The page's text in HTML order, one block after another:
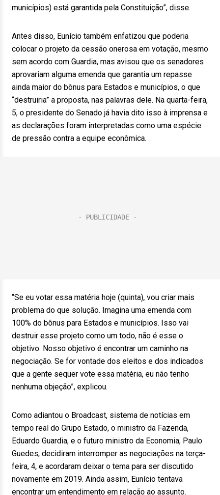
municípios) está garantida pela Constituição”, disse.
Antes disso, Eunício também enfatizou que poderia
colocar o projeto da cessão onerosa em votação, mesmo
sem acordo com Guardia, mas avisou que os senadores
aprovariam alguma emenda que garantia um repasse
ainda maior do bônus para Estados e municípios, o que
“destruiria” a proposta, nas palavras dele. Na quarta-feira,
5, o presidente do Senado já havia dito isso à imprensa e
as declarações foram interpretadas como uma espécie
de pressão contra a equipe econômica.
“Se eu votar essa matéria hoje (quinta), vou criar mais
problema do que solução. Imagina uma emenda com
100% do bônus para Estados e municípios. Isso vai
destruir esse projeto como um todo, não é esse o
objetivo. Nosso objetivo é encontrar um caminho na
negociação. Se for vontade dos eleitos e dos indicados
que a gente sequer vote essa matéria, eu não tenho
nenhuma objeção”, explicou.
Como adiantou o Broadcast, sistema de notícias em
tempo real do Grupo Estado, o ministro da Fazenda,
Eduardo Guardia, e o futuro ministro da Economia, Paulo
Guedes, decidiram interromper as negociações na terça-
feira, 4, e acordaram deixar o tema para ser discutido
novamente em 2019. Ainda assim, Eunício tentava
encontrar um entendimento em relação ao assunto.